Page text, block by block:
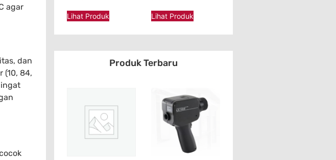
agar
dan
(10, 84,
Lihat Produk Lihat Produk
Produk Terbaru